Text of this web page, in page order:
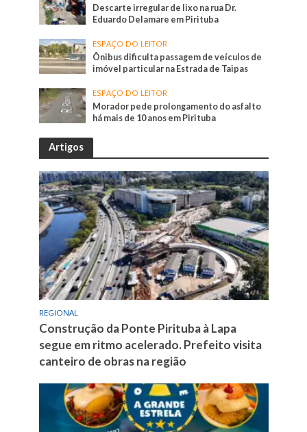
Descarte irregular de lixo na rua Dr.
Eduardo Delamare em Pirituba
ESPAÇO DO LEITOR
Ônibus dificulta passagem de veículos de
imóvel particular na Estrada de Taipas
ESPAÇO DO LEITOR
Morador pede prolongamento do asfalto
há mais de 10 anos em Pirituba
Artigos
REGIONAL
Construção da Ponte Pirituba à Lapa
segue em ritmo acelerado. Prefeito visita
canteiro de obras na região